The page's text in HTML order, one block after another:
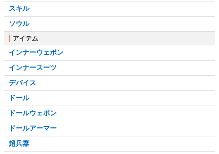
スキル
ソウル
アイテム
インナーウェポン
インナースーツ
デバイス
ドール
ドールウェポン
ドールアーマー
超兵器